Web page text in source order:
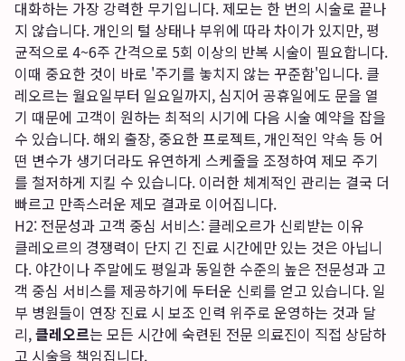
대화하는 가장 강력한 무기입니다. 제모는 한 번의 시술로 끝나
지 않습니다. 개인의 털 상태나 부위에 따라 차이가 있지만, 평
균적으로 4~6주 간격으로 5회 이상의 반복 시술이 필요합니다.
이때 중요한 것이 바로 '주기를 놓치지 않는 꾸준함'입니다. 클
레오르는 월요일부터 일요일까지, 심지어 공휴일에도 문을 열
기 때문에 고객이 원하는 최적의 시기에 다음 시술 예약을 잡을
수 있습니다. 해외 출장, 중요한 프로젝트, 개인적인 약속 등 어
떤 변수가 생기더라도 유연하게 스케줄을 조정하여 제모 주기
를 철저하게 지킬 수 있습니다. 이러한 체계적인 관리는 결국 더
빠르고 만족스러운 제모 결과로 이어집니다.
H2: 전문성과 고객 중심 서비스: 클레오르가 신뢰받는 이유
클레오르의 경쟁력이 단지 긴 진료 시간에만 있는 것은 아닙니
다. 야간이나 주말에도 평일과 동일한 수준의 높은 전문성과 고
객 중심 서비스를 제공하기에 두터운 신뢰를 얻고 있습니다. 일
부 병원들이 연장 진료 시 보조 인력 위주로 운영하는 것과 달
리,클레오르는 모든 시간에 숙련된 전문 의료진이 직접 상담하
고 시술을 책임집니다.